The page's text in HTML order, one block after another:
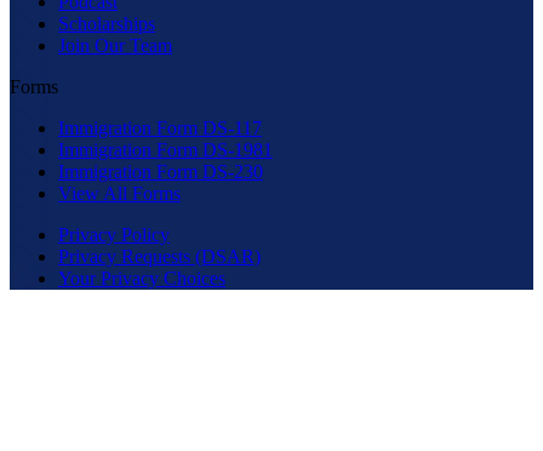
Scholarships
Join Our Team
Forms
Immigration Form DS-117
Immigration Form DS-1981
Immigration Form DS-230
View All Forms
Privacy Policy
Privacy Requests (DSAR)
Your Privacy Choices